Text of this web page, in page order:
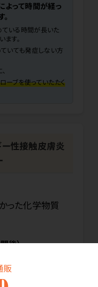
販
よって時間が経っ
いる時間が長いた
ます。
いても発症しない方
ーブを使っていたたく
性接触皮膚炎
った化学物質
後）
でなく広範囲に